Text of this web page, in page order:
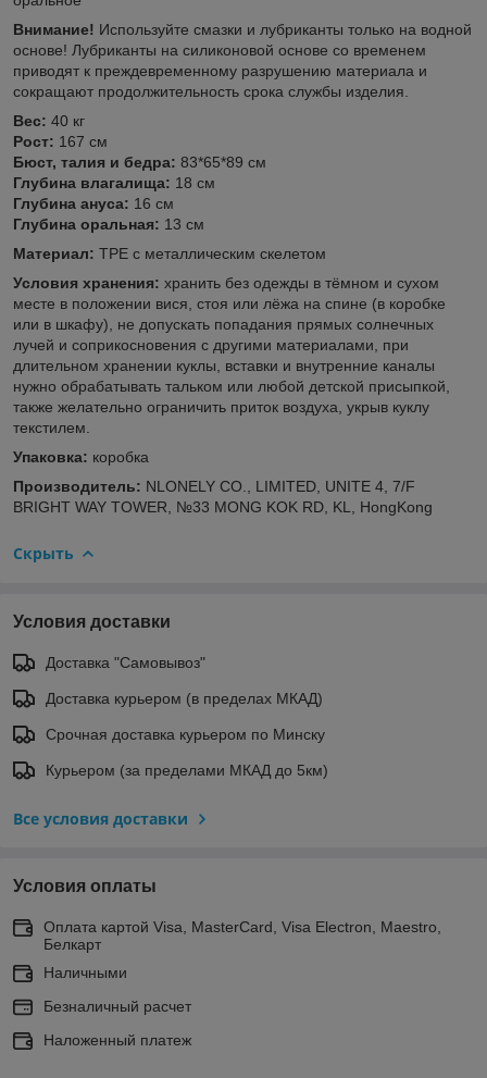
Внимание! Используйте смазки и лубриканты только на водной
основе! Лубриканты на силиконовой основе со временем
приводят к преждевременному разрушению материала и
сокращают продолжительность срока службы изделия.
Вес: 40 кг
Рост: 167 см
Бюст, талия и бедра: 83*65*89 см
Глубина влагалища: 18 см
Глубина ануса: 16 см
Глубина оральная: 13 см
Материал: TPE с металлическим скелетом
Условия хранения: хранить без одежды в тёмном и сухом
месте в положении вися, стоя или лёжа на спине (в коробке
или в шкафу), не допускать попадания прямых солнечных
лучей и соприкосновения с другими материалами, при
длительном хранении куклы, вставки и внутренние каналы
нужно обрабатывать тальком или любой детской присыпкой,
также желательно ограничить приток воздуха, укрыв куклу
текстилем.
Упаковка: коробка
Производитель: NLONELY CO., LIMITED, UNITE 4, 7/F
BRIGHT WAY TOWER, №33 MONG KOK RD, KL, HongKong
Скрыть
Условия доставки
Доставка "Самовывоз"
Доставка курьером (в пределах МКАД)
Срочная доставка курьером по Минску
Курьером (за пределами МКАД до 5км)
Все условия доставки
Условия оплаты
Оплата картой Visa, MasterCard, Visa Electron, Maestro,
Белкарт
Наличными
Безналичный расчет
Наложенный платеж